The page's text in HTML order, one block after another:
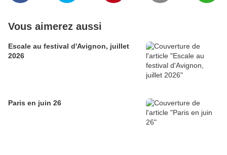
Vous aimerez aussi
Escale au festival d'Avignon, juillet
2026
Paris en juin 26